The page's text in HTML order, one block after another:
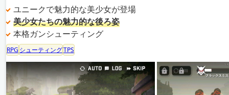
ユニークで魅力的な美少女が登場
美少女たちの魅力的な後ろ姿
本格ガンシューティング
RPG シューティングTPS